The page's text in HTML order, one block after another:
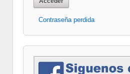
Contraseña perdida